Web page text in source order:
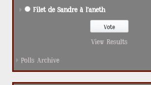
Filet de Sandre à l'aneth
View Results
Polls Archive